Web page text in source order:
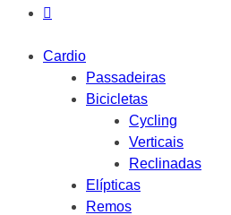
Cardio
Passadeiras
Bicicletas
Cycling
Verticais
Reclinadas
Elípticas
Remos